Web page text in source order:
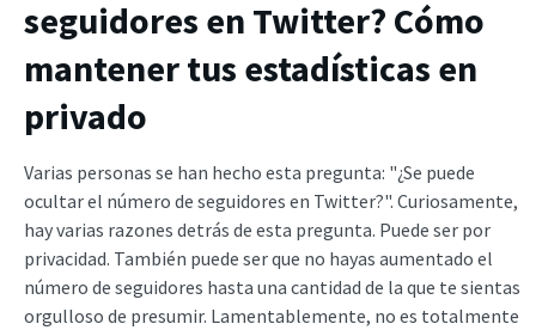
seguidores en Twitter? Cómo
mantener tus estadísticas en
privado
Varias personas se han hecho esta pregunta: "¿Se puede
ocultar el número de seguidores en Twitter?". Curiosamente,
hay varias razones detrás de esta pregunta. Puede ser por
privacidad. También puede ser que no hayas aumentado el
número de seguidores hasta una cantidad de la que te sientas
orgulloso de presumir. Lamentablemente, no es totalmente